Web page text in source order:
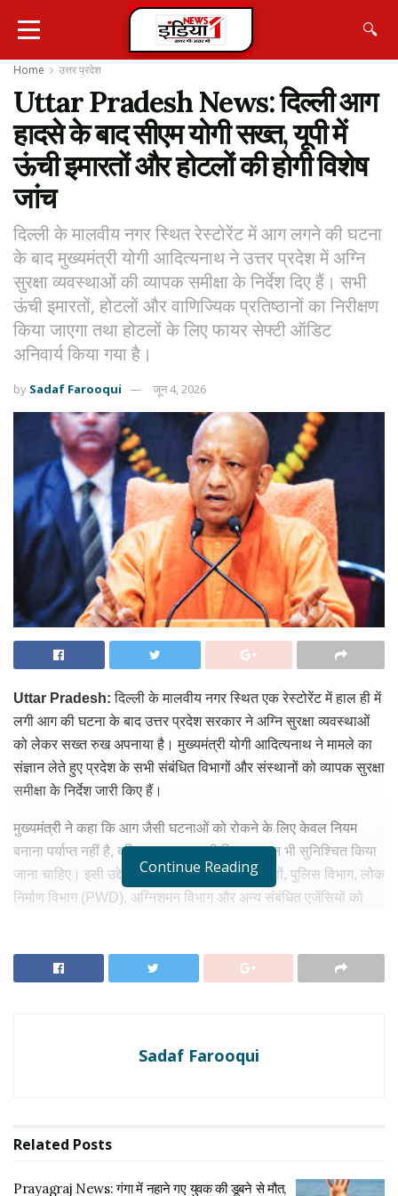
🔍
Home उत्तर प्रदेश
Uttar Pradesh News: दिल्ली आग
हादसे के बाद सीएम योगी सख्त, यूपी में
ऊंची इमारतों और होटलों की होगी विशेष
जांच
दिल्ली के मालवीय नगर स्थित रेस्टोरेंट में आग लगने की घटना
के बाद मुख्यमंत्री योगी आदित्यनाथ ने उत्तर प्रदेश में अग्नि
सुरक्षा व्यवस्थाओं की व्यापक समीक्षा के निर्देश दिए हैं। सभी
ऊंची इमारतों, होटलों और वाणिज्यिक प्रतिष्ठानों का निरीक्षण
किया जाएगा तथा होटलों के लिए फायर सेफ्टी ऑडिट
अनिवार्य किया गया है।
by Sadaf Farooqui जून 4, 2026
Uttar Pradesh: दिल्ली के मालवीय नगर स्थित एक रेस्टोरेंट में हाल ही में
लगी आग की घटना के बाद उत्तर प्रदेश सरकार ने अग्नि सुरक्षा व्यवस्थाओं
को लेकर सख्त रुख अपनाया है। मुख्यमंत्री योगी आदित्यनाथ ने मामले का
संज्ञान लेते हुए प्रदेश के सभी संबंधित विभागों और संस्थानों को व्यापक सुरक्षा
समीक्षा के निर्देश जारी किए हैं।
मुख्यमंत्री ने कहा कि आग जैसी घटनाओं को रोकने के लिए केवल नियम
बनाना पर्याप्त नहीं है, बल्कि उनका प्रभावी क्रियान्वयन भी सुनिश्चित किया
जाना चाहिए। इसी उद्देश्य से उन्होंने विकास प्राधिकरणों, पुलिस विभाग, लोक
निर्माण विभाग (PWD), अग्निशमन विभाग और अन्य संबंधित एजेंसियों को
RELATED NEWS
ऊंची इमारतों और व्यावसायिक प्रतिष्ठानों का होगा
Continue Reading
Sadaf Farooqui
Related Posts
Prayagraj News: गंगा में नहाने गए युवक की डूबने से मौत,